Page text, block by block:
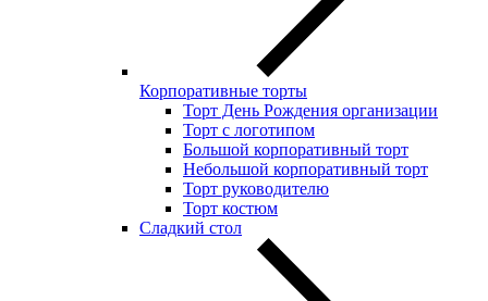
Корпоративные торты
Торт День Рождения организации
Торт с логотипом
Большой корпоративный торт
Небольшой корпоративный торт
Торт руководителю
Торт костюм
Сладкий стол